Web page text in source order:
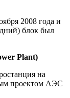
2008 года и
блок был
Plant)
на
проектом АЭС